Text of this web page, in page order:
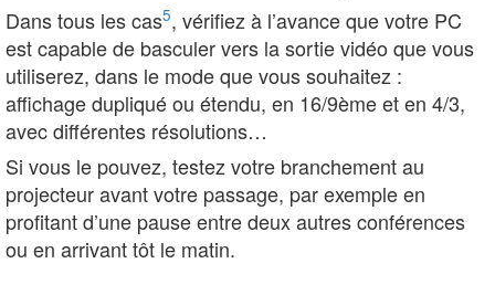
Dans tous les cas5, vérifiez à l’avance que votre PC
est capable de basculer vers la sortie vidéo que vous
utiliserez, dans le mode que vous souhaitez :
affichage dupliqué ou étendu, en 16/9ème et en 4/3,
avec différentes résolutions…
Si vous le pouvez, testez votre branchement au
projecteur avant votre passage, par exemple en
profitant d’une pause entre deux autres conférences
ou en arrivant tôt le matin.